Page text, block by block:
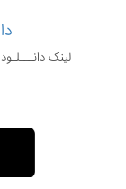
لینک